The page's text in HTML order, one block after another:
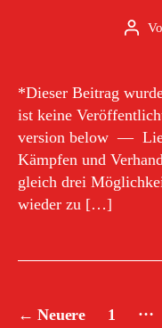
*Dieser Beitrag
ist keine
version below —
Kämpfen und
gleich drei
wieder zu […]
← Neuere 1 …